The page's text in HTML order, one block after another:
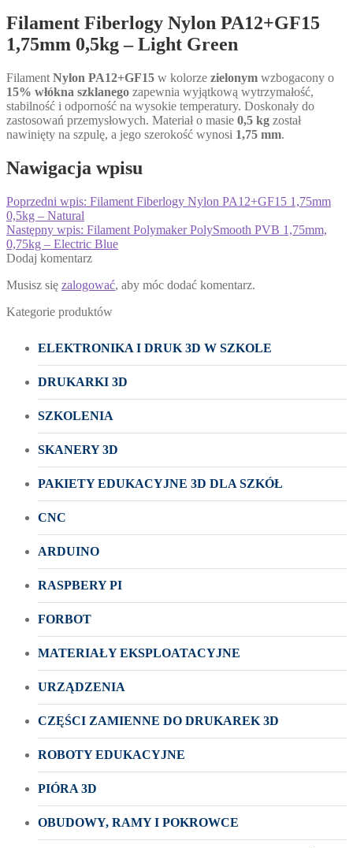
Filament Fiberlogy Nylon PA12+GF15
1,75mm 0,5kg – Light Green
Filament Nylon PA12+GF15 w kolorze zielonym wzbogacony o
15% włókna szklanego zapewnia wyjątkową wytrzymałość,
stabilność i odporność na wysokie temperatury. Doskonały do
zastosowań przemysłowych. Materiał o masie 0,5 kg został
nawinięty na szpulę, a jego szerokość wynosi 1,75 mm.
Nawigacja wpisu
Poprzedni wpis: Filament Fiberlogy Nylon PA12+GF15 1,75mm
0,5kg – Natural
Następny wpis: Filament Polymaker PolySmooth PVB 1,75mm,
0,75kg – Electric Blue
Dodaj komentarz
Musisz się zalogować, aby móc dodać komentarz.
Kategorie produktów
ELEKTRONIKA I DRUK 3D W SZKOLE
DRUKARKI 3D
SZKOLENIA
SKANERY 3D
PAKIETY EDUKACYJNE 3D DLA SZKÓŁ
CNC
ARDUINO
RASPBERY PI
FORBOT
MATERIAŁY EKSPLOATACYJNE
URZĄDZENIA
CZĘŚCI ZAMIENNE DO DRUKAREK 3D
ROBOTY EDUKACYJNE
PIÓRA 3D
OBUDOWY, RAMY I POKROWCE